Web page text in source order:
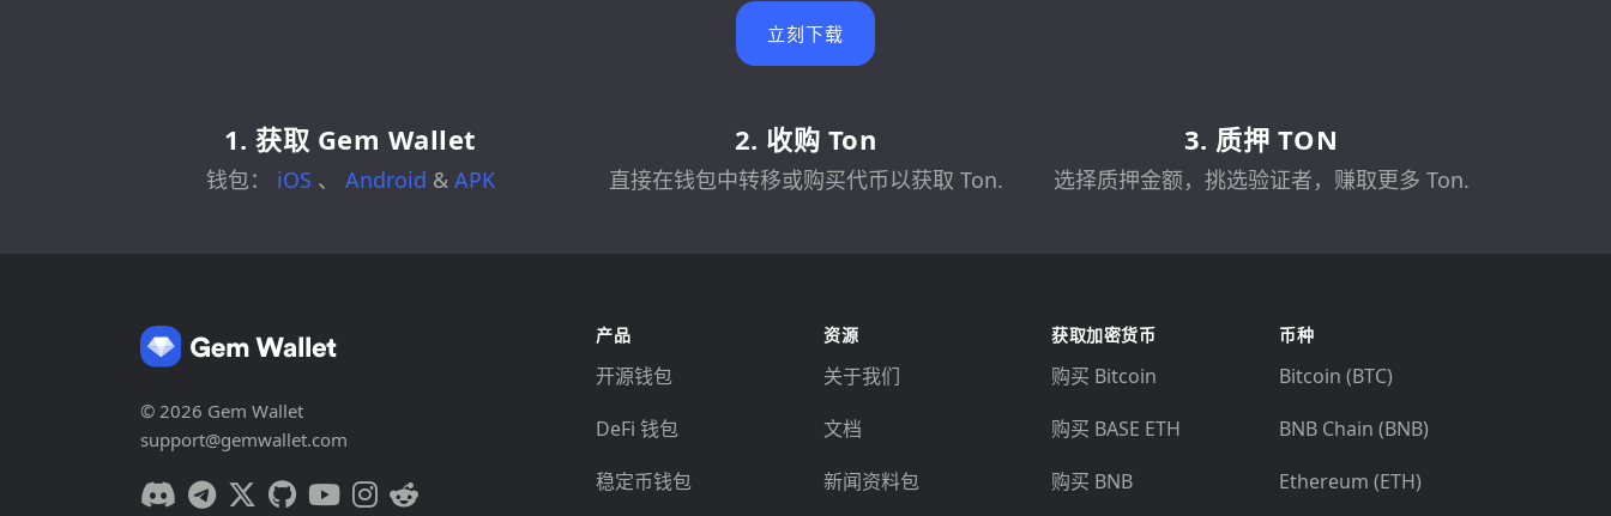
立刻下载
1. 获取 Gem Wallet
钱包： iOS 、 Android & APK
2. 收购 Ton
直接在钱包中转移或购买代币以获取 Ton.
3. 质押 TON
选择质押金额，挑选验证者，赚取更多 Ton.
© 2026 Gem Wallet
support@gemwallet.com
产品
开源钱包
DeFi 钱包
稳定币钱包
资源
关于我们
文档
新闻资料包
获取加密货币
购买 Bitcoin
购买 BASE ETH
购买 BNB
币种
Bitcoin (BTC)
BNB Chain (BNB)
Ethereum (ETH)